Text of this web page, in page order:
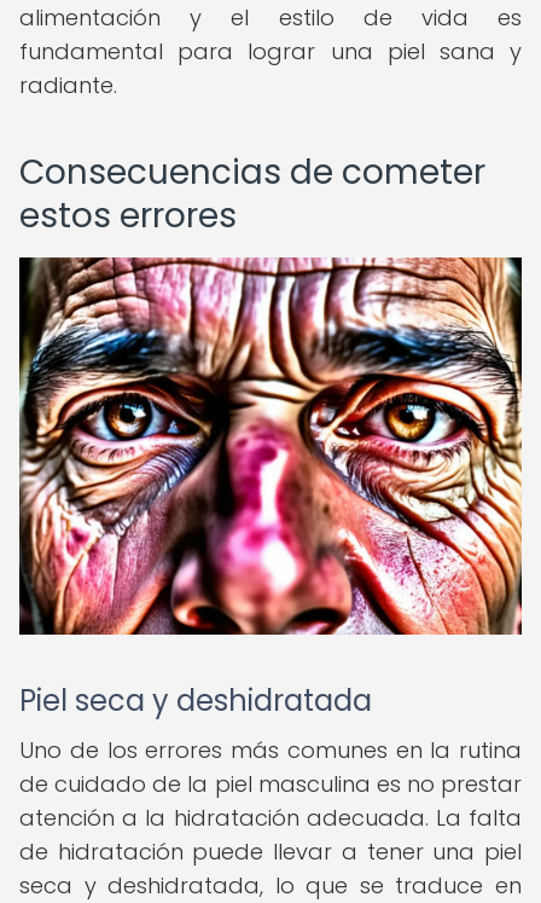
alimentación y el estilo de vida es
fundamental para lograr una piel sana y
radiante.
Consecuencias de cometer
estos errores
Piel seca y deshidratada
Uno de los errores más comunes en la rutina
de cuidado de la piel masculina es no prestar
atención a la hidratación adecuada. La falta
de hidratación puede llevar a tener una piel
seca y deshidratada, lo que se traduce en